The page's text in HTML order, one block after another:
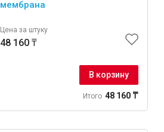
мембрана
Цена за штуку
48 160 ₸
В корзину
Итого 48 160 ₸